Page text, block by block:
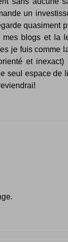
un
quasiment
mes blogs et la
je fuis comme
et inexact)
seul espace de